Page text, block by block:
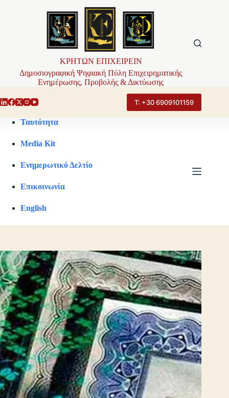
ΚΡΗΤΩΝ ΕΠΙΧΕΙΡΕΙΝ
Δημοσιογραφική Ψηφιακή Πύλη Επιχειρηματικής
Ενημέρωσης, Προβολής & Δικτύωσης
Τ: +30 6909101159
Ταυτότητα
Media Kit
Ενημερωτικό Δελτίο
Επικοινωνία
English